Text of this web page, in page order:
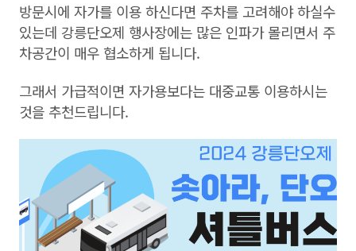
방문시에 자가를 이용 하신다면 주차를 고려해야 하실수
있는데 강릉단오제 행사장에는 많은 인파가 몰리면서 주
차공간이 매우 협소하게 됩니다.
그래서 가급적이면 자가용보다는 대중교통 이용하시는
것을 추천드립니다.